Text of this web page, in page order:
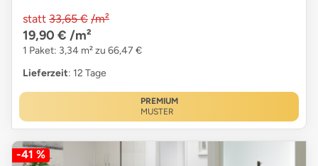
statt 33,65 € /m²
19,90 € /m²
1 Paket: 3,34 m² zu 66,47 €
Lieferzeit: 12 Tage
PREMIUM
MUSTER
-41 %